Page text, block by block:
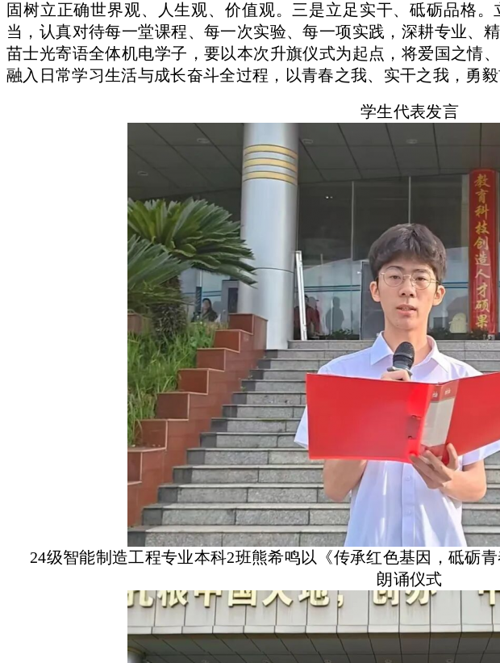
固树立正确世界观、人生观、价值观。三是立足实干、砥砺品格
当，认真对待每一堂课程、每一次实验、每一项实践，深耕专业、
苗士光寄语全体机电学子，要以本次升旗仪式为起点，将爱国之情
融入日常学习生活与成长奋斗全过程，以青春之我、实干之我，勇毅
学生代表发言
24级智能制造工程专业本科2班熊希鸣以《传承红色基因，砥砺
朗诵仪式